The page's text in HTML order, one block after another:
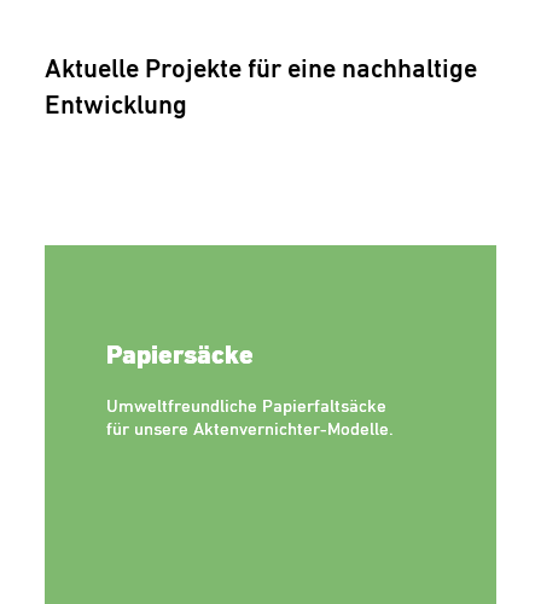
Papiersäcke
Umweltfreundliche Papierfaltsäcke
für unsere Aktenvernichter-Modelle.
Aktuelle Projekte für eine nachhaltige
Entwicklung